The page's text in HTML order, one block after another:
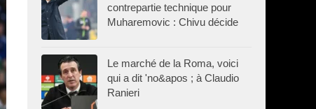
contrepartie technique pour
Muharemovic : Chivu décide
Le marché de la Roma, voici
qui a dit 'no&apos ; à Claudio
Ranieri